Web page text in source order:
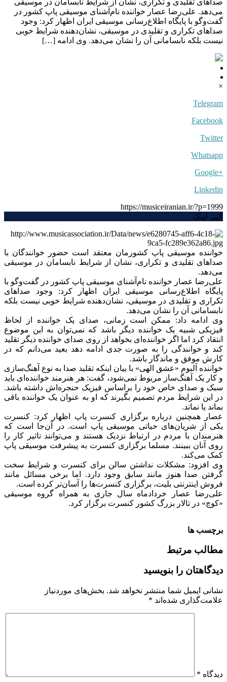
می‌دهد. علی‌رضا عصار خواننده نام‌آشنای موسیقی پاپ کشور در
گفت‌وگو با پایگاه اطلاع‌رسانی موسیقی ایران اظهار کرد: وجود
صداهای تکراری و تقلیدی در موسیقی، نشان‌دهنده شرایط خوبی
نیست بلکه نابسامانی آن را نشان می‌دهد. وی ادامه […]
×
Telegram
Facebook
Twitter
Whatsapp
+Google
Linkedin
https://musiceiranian.ir/?p=1999
کپی لینک
خواننده موسیقی پاپ کشورمان معتقد است حضور خوانندگان با
صداهای تقلیدی و تکراری، نشان از شرایط نابسامان در موسیقی
می‌دهد.
علی‌رضا عصار خواننده نام‌آشنای موسیقی پاپ کشور در گفت‌وگو با
پایگاه اطلاع‌رسانی موسیقی ایران اظهار کرد: وجود صداهای
تکراری و تقلیدی در موسیقی، نشان‌دهنده شرایط خوبی نیست بلکه
نابسامانی آن را نشان می‌دهد.
وی ادامه داد: ممکن است زمانی، صدای یک خواننده از لحاظ
فیزیکی شبیه یک خواننده دیگر باشد که نمی‌توان به این موضوع
انتقاد کرد اما اگر خواننده‌ای بخواهد از روی صدای خواننده دیگر تقلید
کند و خوانندگی را به صورت جدی ادامه دهد بعید می‌دانم که در
کارش موفق و ماندگار باشد.
خواننده آلبوم «عشق الهی» با بیان اینکه تقلید صدا به نوع آهنگ‌سازی
و کار یک آهنگ‌ساز مربوط نمی‌شود، گفت: هر هنرمند خواننده‌ای باید
سبک و صدای خاص خود را براساس فیزیک حنجره‌اش داشته باشد.
در این شرایط مردم تصمیم بگیرند که او به عنوان یک خواننده باقی
بماند یا نماند.
عصار همچنین درباره برگزاری کنسرت پاپ اظهار کرد: کنسرت
یکی از شریان‌های حیاتی موسیقی پاپ است. در آن‌جا است که
هنرمندان با مردم در ارتباط نزدیک هستند و می‌توانند تاثیر کار را
روی آنان ببینند. مسلما برگزاری کنسرت به پیشرفت موسیقی پاپ
کمک می‌کند.
وی افزود: مشکلات نداشتن سالن برای کنسرت و شرایط سخت
گرفتن صدا هنوز مانند سابق وجود دارد. اما برخی مسائل مانند
فروش اینترنتی بلیت، برگزاری کنسرت‌ها را آسان‌تر کرده است.
علی‌رضا عصار خردادماه سال جاری به همراه گروه موسیقی
«کوچ» در تالار بزرگ کشور کنسرت برگزار کرد.
برچسب ها
مطالب مرتبط
دیدگاهتان را بنویسید
نشانی ایمیل شما منتشر نخواهد شد. بخش‌های موردنیاز
علامت‌گذاری شده‌اند *
دیدگاه *